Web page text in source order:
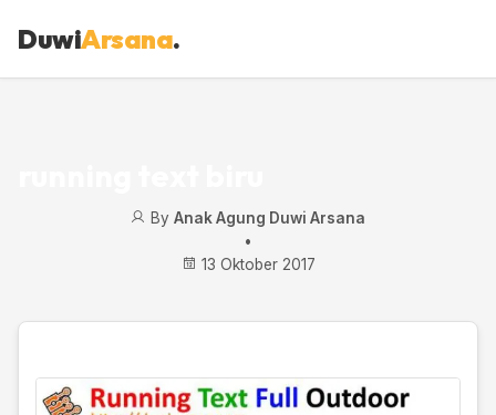
DuwiArsana.
By Anak Agung Duwi Arsana
•
13 Oktober 2017